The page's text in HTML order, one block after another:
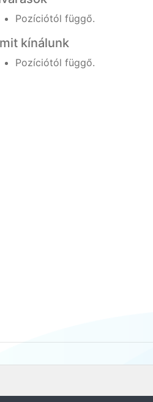
Pozíciótól függő.
kínálunk
Pozíciótól függő.